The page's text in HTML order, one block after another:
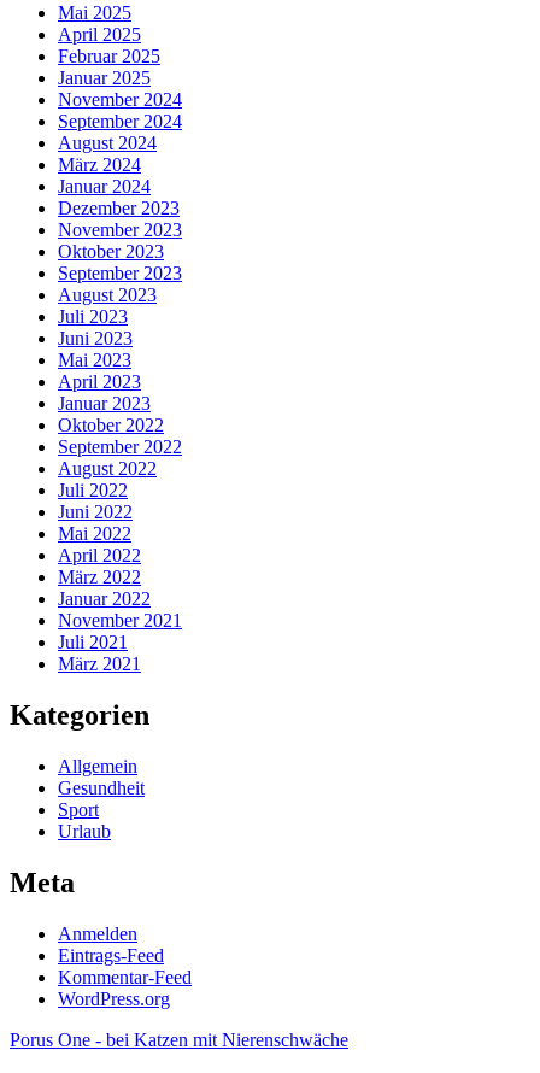
Mai 2025
April 2025
Februar 2025
Januar 2025
November 2024
September 2024
August 2024
März 2024
Januar 2024
Dezember 2023
November 2023
Oktober 2023
September 2023
August 2023
Juli 2023
Juni 2023
Mai 2023
April 2023
Januar 2023
Oktober 2022
September 2022
August 2022
Juli 2022
Juni 2022
Mai 2022
April 2022
März 2022
Januar 2022
November 2021
Juli 2021
März 2021
Kategorien
Allgemein
Gesundheit
Sport
Urlaub
Meta
Anmelden
Eintrags-Feed
Kommentar-Feed
WordPress.org
Porus One - bei Katzen mit Nierenschwäche